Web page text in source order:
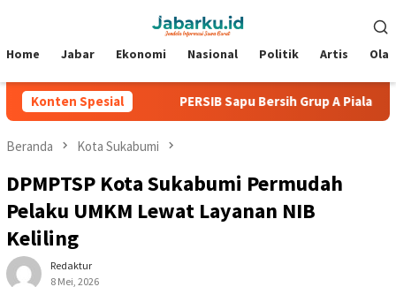
Mobile
Home Jabar Ekonomi Nasional Politik Artis
Konten Spesial
Kebobolan PERSIB Sapu Bersih Grup A Piala Presiden
Beranda Kota Sukabumi
DPMPTSP Kota Sukabumi Permudah
Pelaku UMKM Lewat Layanan NIB
Keliling
Redaktur
8 Mei, 2026